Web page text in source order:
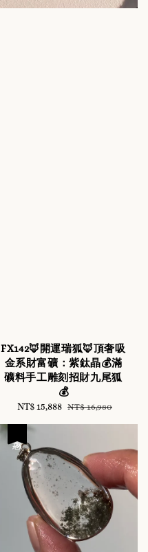
FX142🦊開運瑞狐🦊頂奢吸
金系財富礦：紫鈦晶💰滿
礦料手工雕刻招財九尾狐
💰
Sale
NT$ 15,888 Regular
NT$ 16,980